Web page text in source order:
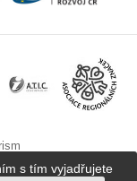
s tím vyjadřujete